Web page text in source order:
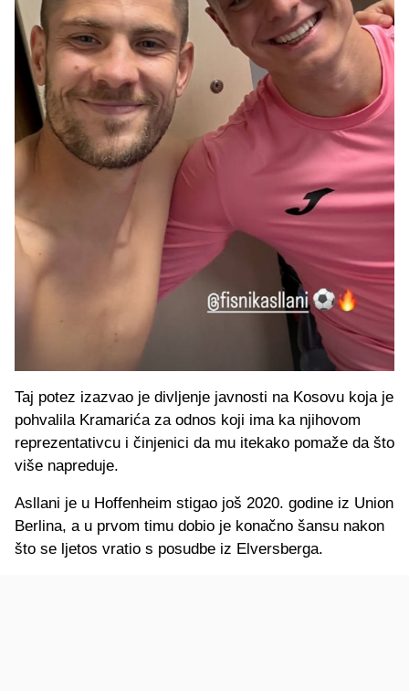
Taj potez izazvao je divljenje javnosti na Kosovu koja je
pohvalila Kramarića za odnos koji ima ka njihovom
reprezentativcu i činjenici da mu itekako pomaže da što
više napreduje.
Asllani je u Hoffenheim stigao još 2020. godine iz Union
Berlina, a u prvom timu dobio je konačno šansu nakon
što se ljetos vratio s posudbe iz Elversberga.